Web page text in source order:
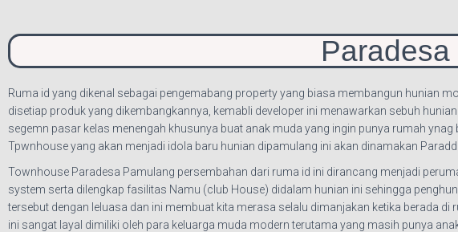
Ruma id yang dikenal sebagai pengemabang property yang biasa membangun hunian
disetiap produk yang dikembangkannya, kemabli developer ini menawarkan sebuh
segemn pasar kelas menengah khusunya buat anak muda yang ingin punya rumah
Tpwnhouse yang akan menjadi idola baru hunian dipamulang ini akan dinamakan
Townhouse Paradesa Pamulang persembahan dari ruma id ini dirancang menjadi
system serta dilengkap fasilitas Namu (club House) didalam hunian ini sehingga
tersebut dengan leluasa dan ini membuat kita merasa selalu dimanjakan ketika berada
ini sangat layal dimiliki oleh para keluarga muda modern terutama yang masih punya